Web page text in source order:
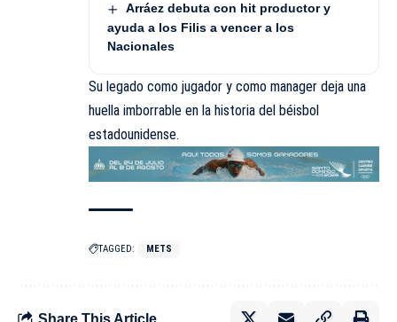
Arráez debuta con hit productor y
ayuda a los Filis a vencer a los
Nacionales
Su legado como jugador y como manager deja una
huella imborrable en la historia del béisbol
estadounidense.
TAGGED: METS
Share This Article